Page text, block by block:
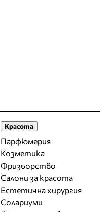
Красота
Парфюмерия
Козметика
Фризьорство
Салони за красота
Естетична хирургия
Солариуми